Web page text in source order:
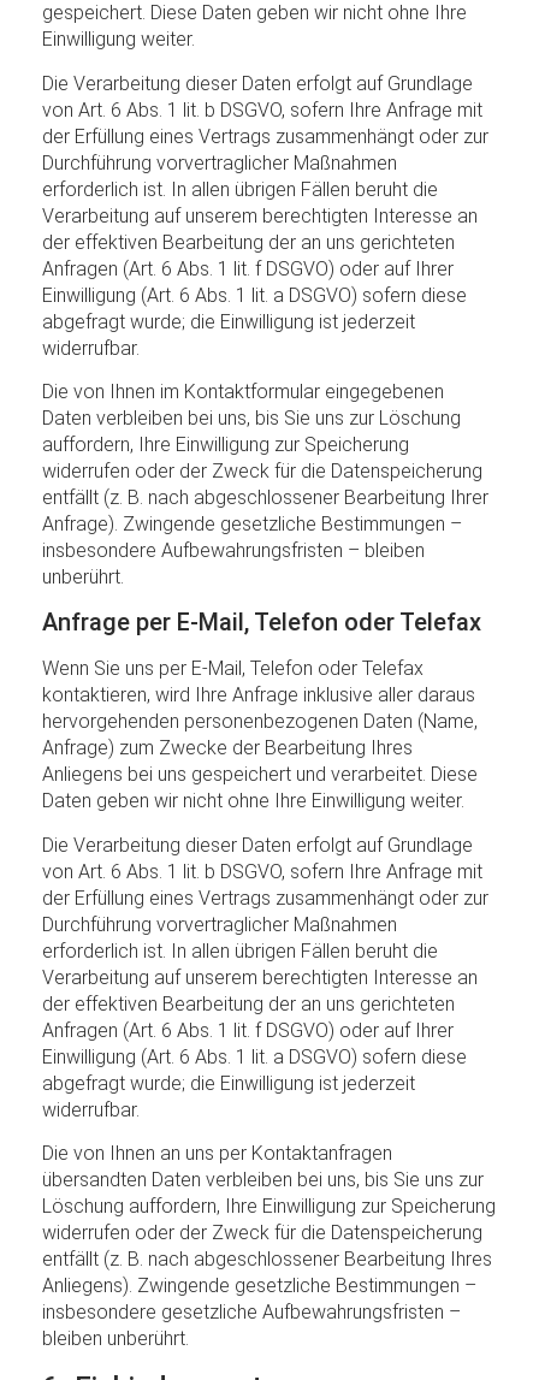
gespeichert. Diese Daten geben wir nicht ohne Ihre
Einwilligung weiter.
Die Verarbeitung dieser Daten erfolgt auf Grundlage
von Art. 6 Abs. 1 lit. b DSGVO, sofern Ihre Anfrage mit
der Erfüllung eines Vertrags zusammenhängt oder zur
Durchführung vorvertraglicher Maßnahmen
erforderlich ist. In allen übrigen Fällen beruht die
Verarbeitung auf unserem berechtigten Interesse an
der effektiven Bearbeitung der an uns gerichteten
Anfragen (Art. 6 Abs. 1 lit. f DSGVO) oder auf Ihrer
Einwilligung (Art. 6 Abs. 1 lit. a DSGVO) sofern diese
abgefragt wurde; die Einwilligung ist jederzeit
widerrufbar.
Die von Ihnen im Kontaktformular eingegebenen
Daten verbleiben bei uns, bis Sie uns zur Löschung
auffordern, Ihre Einwilligung zur Speicherung
widerrufen oder der Zweck für die Datenspeicherung
entfällt (z. B. nach abgeschlossener Bearbeitung Ihrer
Anfrage). Zwingende gesetzliche Bestimmungen –
insbesondere Aufbewahrungsfristen – bleiben
unberührt.
Anfrage per E-Mail, Telefon oder Telefax
Wenn Sie uns per E-Mail, Telefon oder Telefax
kontaktieren, wird Ihre Anfrage inklusive aller daraus
hervorgehenden personenbezogenen Daten (Name,
Anfrage) zum Zwecke der Bearbeitung Ihres
Anliegens bei uns gespeichert und verarbeitet. Diese
Daten geben wir nicht ohne Ihre Einwilligung weiter.
Die Verarbeitung dieser Daten erfolgt auf Grundlage
von Art. 6 Abs. 1 lit. b DSGVO, sofern Ihre Anfrage mit
der Erfüllung eines Vertrags zusammenhängt oder zur
Durchführung vorvertraglicher Maßnahmen
erforderlich ist. In allen übrigen Fällen beruht die
Verarbeitung auf unserem berechtigten Interesse an
der effektiven Bearbeitung der an uns gerichteten
Anfragen (Art. 6 Abs. 1 lit. f DSGVO) oder auf Ihrer
Einwilligung (Art. 6 Abs. 1 lit. a DSGVO) sofern diese
abgefragt wurde; die Einwilligung ist jederzeit
widerrufbar.
Die von Ihnen an uns per Kontaktanfragen
übersandten Daten verbleiben bei uns, bis Sie uns zur
Löschung auffordern, Ihre Einwilligung zur Speicherung
widerrufen oder der Zweck für die Datenspeicherung
entfällt (z. B. nach abgeschlossener Bearbeitung Ihres
Anliegens). Zwingende gesetzliche Bestimmungen –
insbesondere gesetzliche Aufbewahrungsfristen –
bleiben unberührt.